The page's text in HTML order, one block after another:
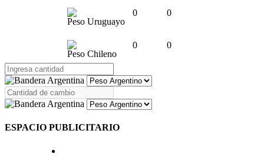
Peso Uruguayo
0 0
Peso Chileno
0 0
ESPACIO PUBLICITARIO